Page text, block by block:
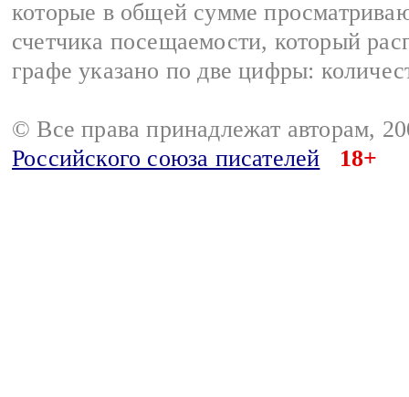
которые в общей сумме
счетчика посещаемости, который
графе указано по две цифры:
© Все права принадлежат авторам,
Российского союза писателей
18+